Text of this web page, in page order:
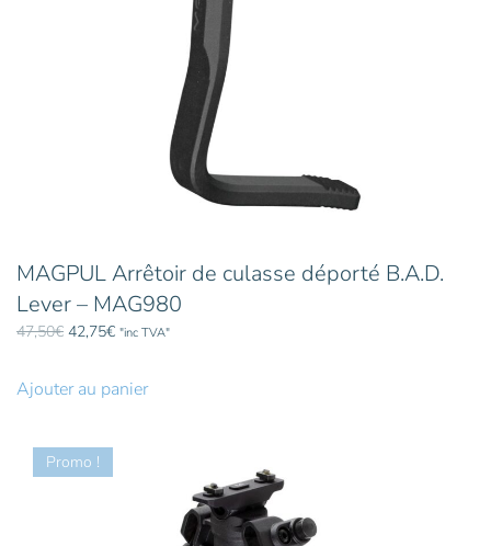
MAGPUL Arrêtoir de culasse déporté B.A.D.
Lever – MAG980
47,50€ Le
était :
42,75€Le
est :
"inc TVA"
Ajouter au panier
Promo !